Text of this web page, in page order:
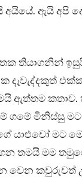
ඇයි අපි
තියාගනින්
ඇත්තම
ගමේ මිනිස්සු
යාළුවෝ මට
තමයි මම
වෙන කවුරුවත්